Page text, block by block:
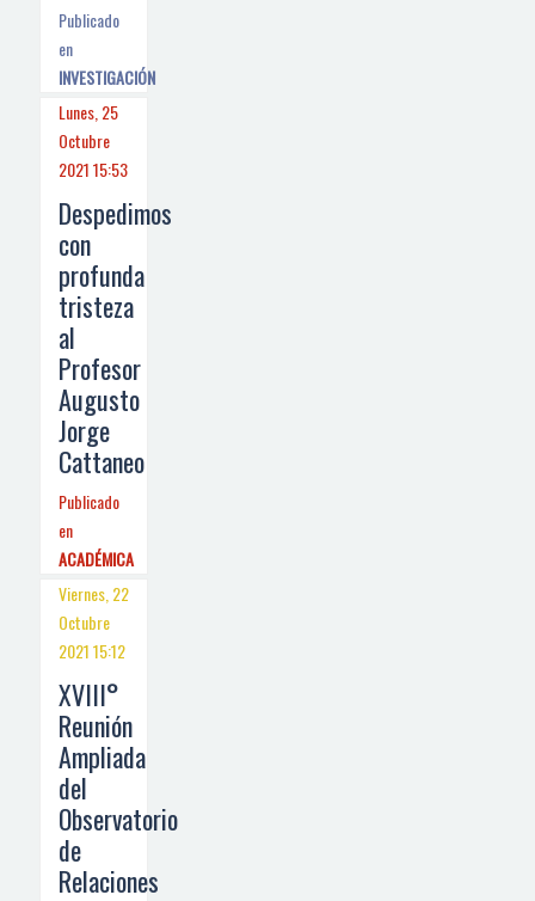
Publicado
en
INVESTIGACIÓN
Lunes, 25
Octubre
2021 15:53
Despedimos
con
profunda
tristeza
al
Profesor
Augusto
Jorge
Cattaneo
Publicado
en
ACADÉMICA
Viernes, 22
Octubre
2021 15:12
XVIII°
Reunión
Ampliada
del
Observatorio
de
Relaciones